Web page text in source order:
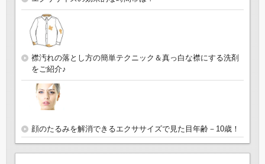
襟汚れの落とし方の簡単テクニック＆真っ白な襟にする洗剤
をご紹介♪
顔のたるみを解消できるエクササイズで見た目年齢－10歳！